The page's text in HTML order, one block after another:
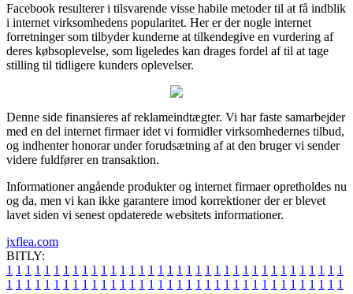
Facebook resulterer i tilsvarende visse habile metoder til at få indblik
i internet virksomhedens popularitet. Her er der nogle internet
forretninger som tilbyder kunderne at tilkendegive en vurdering af
deres købsoplevelse, som ligeledes kan drages fordel af til at tage
stilling til tidligere kunders oplevelser.
Denne side finansieres af reklameindtægter. Vi har faste samarbejder
med en del internet firmaer idet vi formidler virksomhedernes tilbud,
og indhenter honorar under forudsætning af at den bruger vi sender
videre fuldfører en transaktion.
Informationer angående produkter og internet firmaer opretholdes nu
og da, men vi kan ikke garantere imod korrektioner der er blevet
lavet siden vi senest opdaterede websitets informationer.
jxflea.com
BITLY:
1 1 1 1 1 1 1 1 1 1 1 1 1 1 1 1 1 1 1 1 1 1 1 1 1 1 1 1 1 1 1 1 1 1 1 1
1 1 1 1 1 1 1 1 1 1 1 1 1 1 1 1 1 1 1 1 1 1 1 1 1 1 1 1 1 1 1 1 1 1 1 1